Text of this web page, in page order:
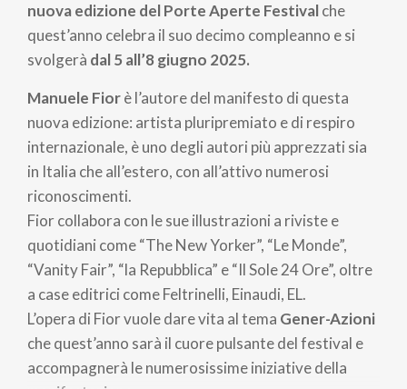
nuova edizione del Porte Aperte Festivalche
quest’anno celebra il suo decimo compleanno e si
svolgerà dal 5 all’8 giugno 2025.
Manuele Fiorè l’autore del manifesto di questa
nuova edizione: artista pluripremiato e di respiro
internazionale, è uno degli autori più apprezzati sia
in Italia che all’estero, con all’attivo numerosi
riconoscimenti.
Fior collabora con le sue illustrazioni a riviste e
quotidiani come “The New Yorker”, “Le Monde”,
“Vanity Fair”, “la Repubblica” e “Il Sole 24 Ore”, oltre
a case editrici come Feltrinelli, Einaudi, EL.
L’opera di Fior vuole dare vita al tema Gener-Azioni
che quest’anno sarà il cuore pulsante del festival e
accompagnerà le numerosissime iniziative della